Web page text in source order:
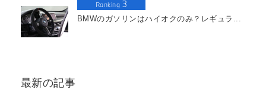
Ranking 3
BMWのガソリンはハイオクのみ？レギュラ...
最新の記事